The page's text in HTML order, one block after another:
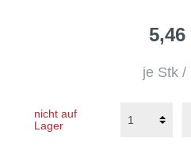
5,46
je Stk /
nicht auf
Lager